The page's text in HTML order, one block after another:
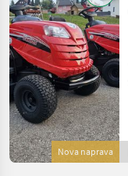
Nova naprava